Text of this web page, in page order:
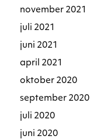
november 2021
juli 2021
juni 2021
april 2021
oktober 2020
september 2020
juli 2020
juni 2020